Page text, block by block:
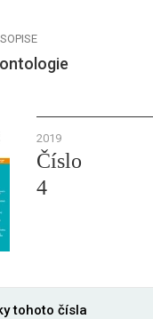
2019
Číslo
4
tohoto čísla